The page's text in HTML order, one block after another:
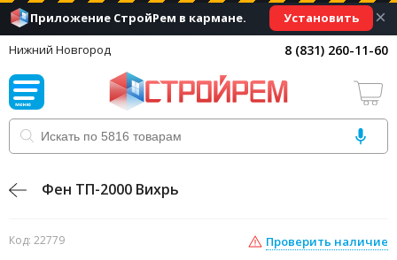
Приложение СтройРем в кармане. Установить ×
Нижний Новгород 8 (831) 260-11-60
Фен ТП-2000 Вихрь
Код: 22779 Проверить наличие